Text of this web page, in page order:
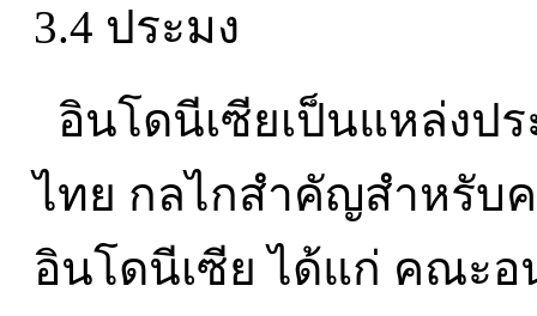
3.4 ประมง
อินโดนีเซียเป็นแหล่งป
ไทย กลไกสำคัญสำหรับ
อินโดนีเซีย ได้แก่ คณะอ